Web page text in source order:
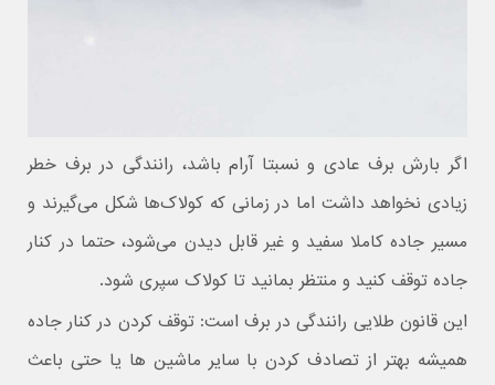
اگر بارش برف عادی و نسبتا آرام باشد، رانندگی در برف خطر
زیادی نخواهد داشت اما در زمانی که کولاک‌ها شکل می‌گیرند و
مسیر جاده کاملا سفید و غیر قابل دیدن می‌شود، حتما در کنار
جاده توقف کنید و منتظر بمانید تا کولاک سپری شود.
این قانون طلایی رانندگی در برف است: توقف کردن در کنار جاده
همیشه بهتر از تصادف کردن با سایر ماشین ها یا حتی باعث